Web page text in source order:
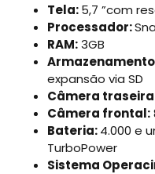
Tela:5,7 ”com
Processador:
RAM:3GB
expansão via SD
Câmera
Câmera frontal:
Bateria:4.000 e
TurboPower
Sistema